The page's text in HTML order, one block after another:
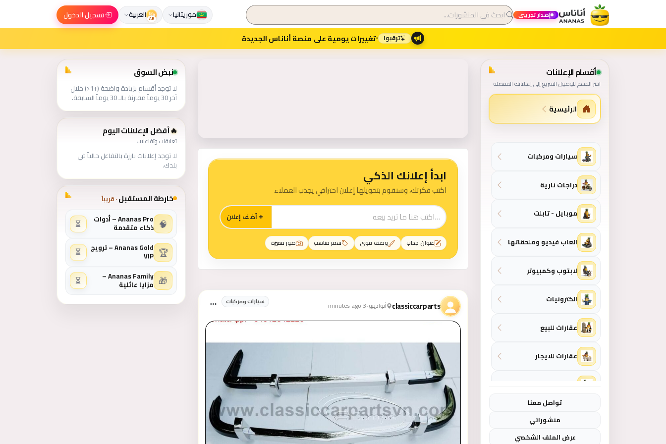
إصدار تجريبي موريتانيا AR العربية تسجيل الدخول
ترقبوا تغييرات يومية على منصة أناناس الجديدة
أقسام الإعلانات
اختر القسم للوصول السريع إلى إعلاناتك المفضلة
الرئيسية
خريطة أقسام الموقع
سيارات ومركبات
دراجات نارية
موبايل - تابلت
العاب فيديو وملحقاتها
لابتوب وكمبيوتر
الكترونيات
عقارات للبيع
عقارات للايجار
المنزل والحديقة
تواصل معنا
منشوراتي
عرض الملف الشخصي
الصفحة الرئيسية — منصة أناناس في موريتانيا
ابدأ إعلانك الذكي
اكتب فكرتك، وسنقوم بتحويلها إعلان احترافي يجذب العملاء
أضف إعلان
عنوان جذاب وصف قوي سعر مناسب صور مميزة
آخر المنشورات والإعلانات
classiccarparts أنواديبو•
3 minutes ago سيارات ومركبات
نبض السوق
لا توجد أقسام بزيادة واضحة (+1٪) خلال
آخر 30 يوماً مقارنة بالـ 30 يوماً السابقة.
🔥أفضل الإعلانات اليوم
تعليقات وتفاعلات
لا توجد إعلانات بارزة بالتفاعل حالياً في
بلدك.
خارطة المستقبل·قريباً
🧠 Ananas Pro – أدوات
ذكاء متقدمة ⏳
🏆 Ananas Gold – ترويج
VIP
⏳
🎁
Ananas Family –
مزايا عائلية ⏳